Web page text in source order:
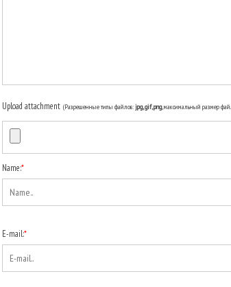
Upload attachment (Разрешенные типы файлов:jpg, gif, png, максимальный размер
Name:*
E-mail:*